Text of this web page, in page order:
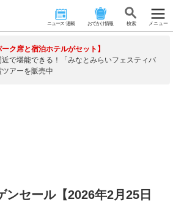
ニュース･連載 おでかけ情報 検 索 メニュー
ーク席と宿泊ホテルがセット】
近で堪能できる！「みなとみらいフェスティバ
ツアーを販売中
ンセール【2026年2月25日